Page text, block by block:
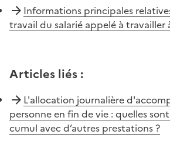
Informations principales
travail du salarié appelé à travailler
Articles liés :
L'allocation journalière
personne en fin de vie : quelles
cumul avec d’autres prestations ?